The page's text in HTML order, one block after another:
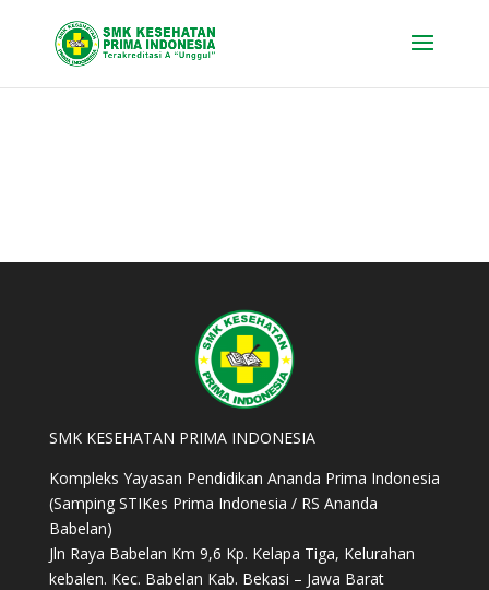
SMK KESEHATAN PRIMA INDONESIA
Kompleks Yayasan Pendidikan Ananda Prima Indonesia
(Samping STIKes Prima Indonesia / RS Ananda
Babelan)
Jln Raya Babelan Km 9,6 Kp. Kelapa Tiga, Kelurahan
kebalen. Kec. Babelan Kab. Bekasi – Jawa Barat